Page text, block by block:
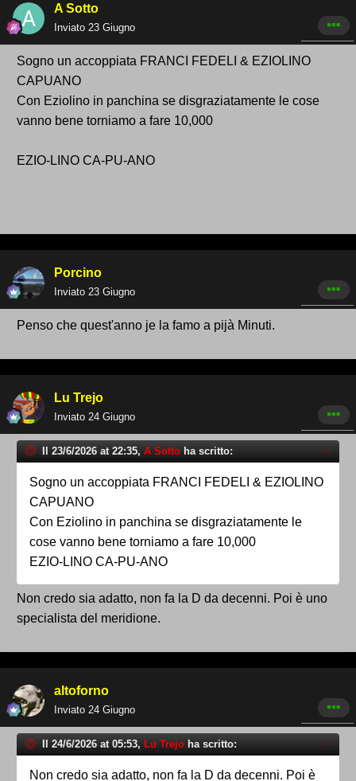
A Sotto
Inviato 23 Giugno
Sogno un accoppiata FRANCI FEDELI & EZIOLINO
CAPUANO
Con Eziolino in panchina se disgraziatamente le cose
vanno bene torniamo a fare 10,000
EZIO-LINO CA-PU-ANO
Porcino
Inviato 23 Giugno
Penso che quest'anno je la famo a pijà Minuti.
Lu Trejo
Inviato 24 Giugno
Il 23/6/2026 at 22:35, A Sotto ha scritto:
Sogno un accoppiata FRANCI FEDELI & EZIOLINO
CAPUANO
Con Eziolino in panchina se disgraziatamente le
cose vanno bene torniamo a fare 10,000
EZIO-LINO CA-PU-ANO
Non credo sia adatto, non fa la D da decenni. Poi è uno
specialista del meridione.
altoforno
Inviato 24 Giugno
Il 24/6/2026 at 05:53, Lu Trejo ha scritto:
Non credo sia adatto, non fa la D da decenni. Poi è